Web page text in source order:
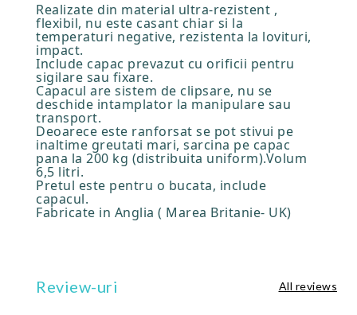
Realizate din material ultra-rezistent ,
flexibil, nu este casant chiar si la
temperaturi negative, rezistenta la lovituri,
impact.
Include capac prevazut cu orificii pentru
sigilare sau fixare.
Capacul are sistem de clipsare, nu se
deschide intamplator la manipulare sau
transport.
Deoarece este ranforsat se pot stivui pe
inaltime greutati mari, sarcina pe capac
pana la 200 kg (distribuita uniform).Volum
6,5 litri.
Pretul este pentru o bucata, include
capacul.
Fabricate in Anglia ( Marea Britanie- UK)
Review-uri All reviews